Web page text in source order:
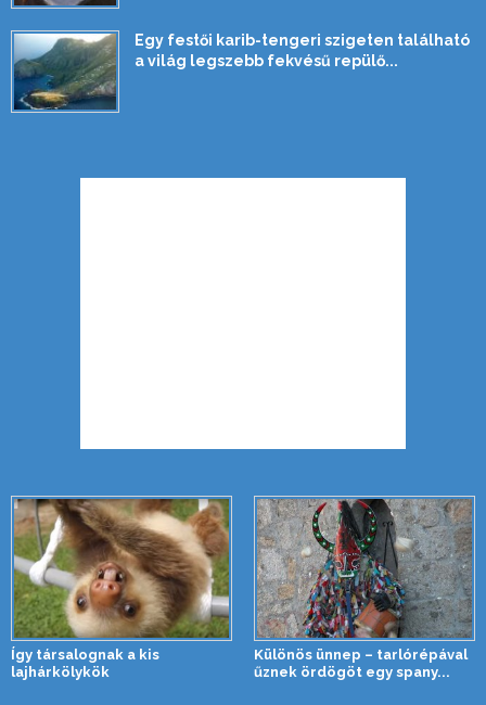
Egy festői karib-tengeri szigeten található
a világ legszebb fekvésű repülő...
Így társalognak a kis
lajhárkölykök
Különös ünnep – tarlórépával
űznek ördögöt egy spany...